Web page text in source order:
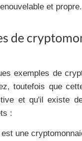
et propre.
de
exemples de
toutefois que
et qu'il existe
:
est une